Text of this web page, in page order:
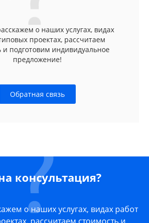
о наших услугах, видах
проектах, рассчитаем
и подготовим индивидуальное
предложение!
Обратная связь
консультация?
о наших услугах, видах работ